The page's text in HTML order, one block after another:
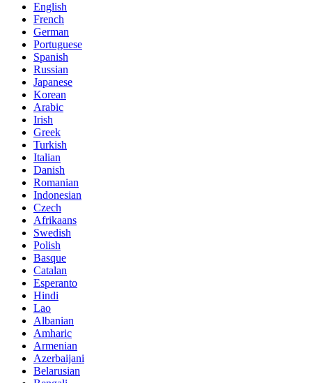
English
French
German
Portuguese
Spanish
Russian
Japanese
Korean
Arabic
Irish
Greek
Turkish
Italian
Danish
Romanian
Indonesian
Czech
Afrikaans
Swedish
Polish
Basque
Catalan
Esperanto
Hindi
Lao
Albanian
Amharic
Armenian
Azerbaijani
Belarusian